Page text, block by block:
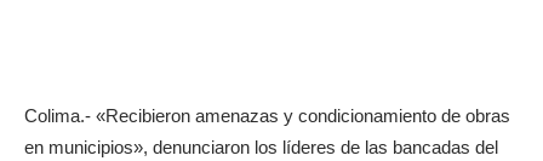
Colima.- «Recibieron amenazas y condicionamiento de obras
en municipios», denunciaron los líderes de las bancadas del